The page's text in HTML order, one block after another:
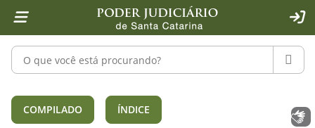
1 Ir para o conteúdo
2 Ir para a ferramenta de acessibilidade - Rybená
4 Ir para o menu principal
5 Ir para a pesquisa
6 Ir para o rodapé
7 Ir para a página inicial
Pesquisar no portal
CAPÍTULO VII -
COMPILADO ÍNDICE